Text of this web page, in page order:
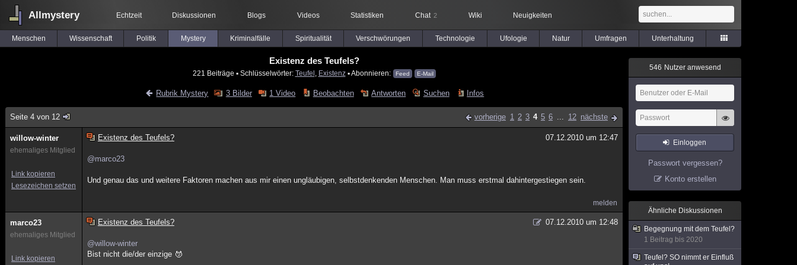
Allmystery Echtzeit Diskussionen Blogs Videos Statistiken Chat 2 Wiki Neuigkeiten
Menschen Wissenschaft Politik Mystery Kriminalfälle Spiritualität Verschwörungen Technologie Ufologie Natur Umfragen Unterhaltung
Existenz des Teufels?
221 Beiträge ▪ Schlüsselwörter: Teufel Existenz▪ Abonnieren: Feed E-Mail
Rubrik Mystery 3 Bilder 1 Video Beobachten Antworten Suchen Infos
Seite 4 von 12 vorherige 1 2 3 4 5 6 ... 12 nächste
willow-winter
ehemaliges Mitglied
Link kopieren
Lesezeichen setzen
Existenz des Teufels? 07.12.2010 um 12:47
@marco23
Und genau das und weitere Faktoren machen aus mir einen ungläubigen, selbstdenkenden Menschen. Man muss erstmal dahintergestiegen sein.
melden
marco23
ehemaliges Mitglied
Link kopieren
Existenz des Teufels? 07.12.2010 um 12:48
@willow-winter
Bist nicht die/der einzige
546 Nutzer anwesend
Einloggen
Passwort vergessen?
Konto erstellen
Ähnliche Diskussionen
Begegnung mit dem Teufel?
1 Beitrag bis 2020
Teufel? SO nimmt er Einfluß